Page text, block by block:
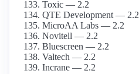
Toxic — 2.2
QTE Development — 2.2
MicroAA Labs — 2.2
Novitell — 2.2
Bluescreen — 2.2
Valtech — 2.2
Incrane — 2.2